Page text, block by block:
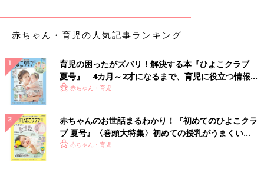
赤ちゃん・育児の人気記事ランキング
育児の困ったがズバリ！解決する本『ひよこクラブ
夏号』 4カ月～2才になるまで、育児に役立つ情報が
いっぱい！
赤ちゃん・育児
赤ちゃんのお世話まるわかり！『初めてのひよこクラ
ブ 夏号』〈巻頭大特集〉初めての授乳がうまくい
く！ おっぱい・ミルクの基本と夏のトラブル 解決テ
赤ちゃん・育児